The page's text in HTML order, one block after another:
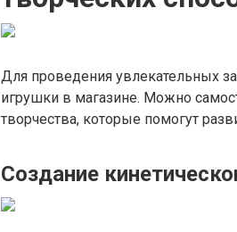
Для проведения увлекательных
игрушки в магазине. Можно
творчества, которые помогут
Создание